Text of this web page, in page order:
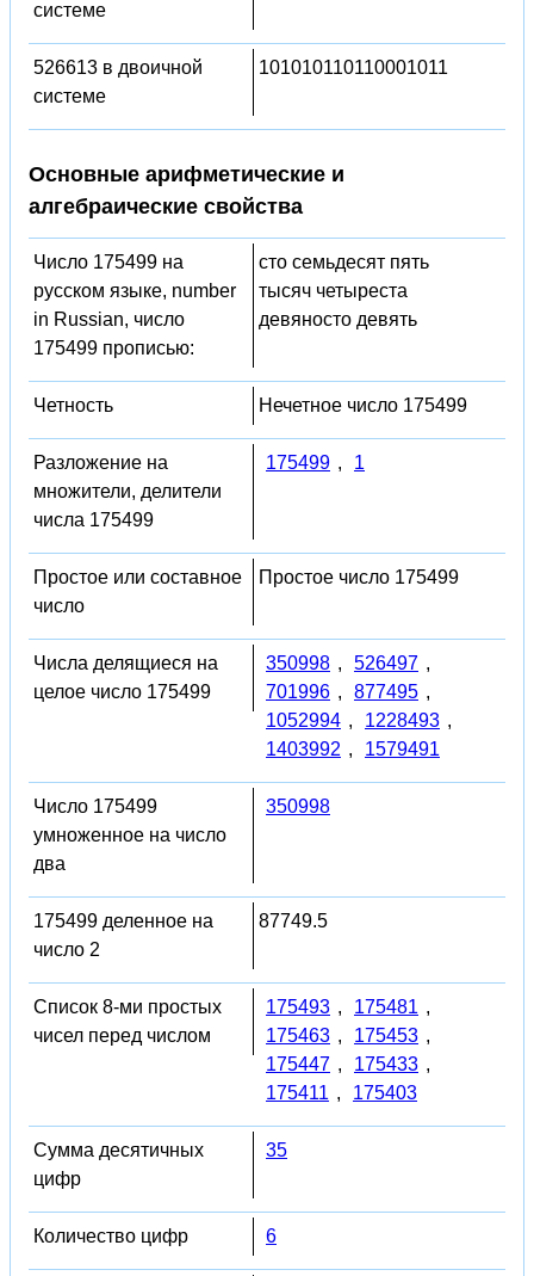
системе
526613 в двоичной
системе
101010110110001011
Основные арифметические и
алгебраические свойства
Число 175499 на
русском языке, number
in Russian, число
175499 прописью:
сто семьдесят пять
тысяч четыреста
девяносто девять
Четность Нечетное число 175499
Разложение на
множители, делители
числа 175499
175499 , 1
Простое или составное
число
Простое число 175499
Числа делящиеся на
целое число 175499
350998 , 526497 ,
701996 , 877495 ,
1052994 , 1228493 ,
1403992 , 1579491
Число 175499
умноженное на число
два
350998
175499 деленное на
число 2
87749.5
Список 8-ми простых
чисел перед числом
175493 , 175481 ,
175463 , 175453 ,
175447 , 175433 ,
175411 , 175403
Сумма десятичных
цифр
35
Количество цифр 6